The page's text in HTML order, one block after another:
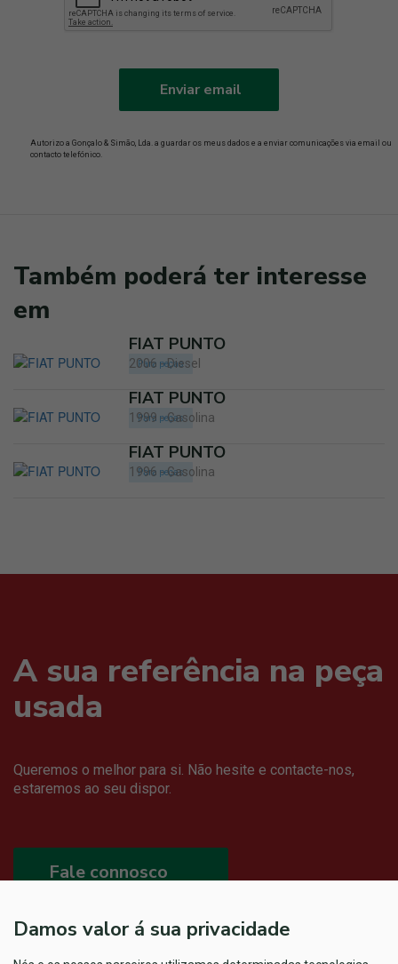
Enviar email
Autorizo a Gonçalo & Simão, Lda. a guardar os meus dados e a enviar comunicações via email ou
contacto telefónico.
Também poderá ter interesse
em
Para peças
FIAT PUNTO
2006 - Diesel
Para peças
FIAT PUNTO
1999 - Gasolina
Para peças
FIAT PUNTO
1996 - Gasolina
A sua referência na peça
usada
Queremos o melhor para si. Não hesite e contacte-nos,
estaremos ao seu dispor.
Fale connosco
Damos valor á sua privacidade